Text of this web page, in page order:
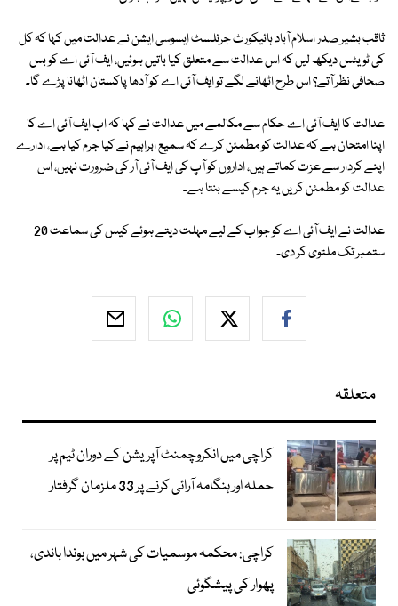
ثاقب بشیر صدر اسلام آباد ہائیکورٹ جرنلسٹ ایسوسی ایشن نے عدالت میں کہا کہ کل
کی ٹویٹس دیکھ لیں کہ اس عدالت سے متعلق کیا باتیں ہوئیں، ایف آئی اے کو بس
صحافی نظر آتے؟ اس طرح اٹھانے لگے تو ایف آئی اے کو آدھا پاکستان اٹھانا پڑے گا۔
عدالت کا ایف آئی اے حکام سے مکالمے میں عدالت نے کہا کہ اب ایف آئی اے کا
اپنا امتحان ہے کہ عدالت کو مطمئن کرے کہ سمیع ابراہیم نے کیا جرم کیا ہے، ادارے
اپنے کردار سے عزت کماتے ہیں، اداروں کو آپ کی ایف آئی آر کی ضرورت نہیں، اس
عدالت کو مطمئن کریں یہ جرم کیسے بنتا ہے۔
عدالت نے ایف آئی اے کو جواب کے لیے مہلت دیتے ہوئے کیس کی سماعت 20
ستمبر تک ملتوی کر دی۔
متعلقہ
کراچی میں انکروچمنٹ آپریشن کے دوران ٹیم پر
حملہ اور ہنگامہ آرائی کرنے پر 33 ملزمان گرفتار
کراچی: محکمہ موسمیات کی شہر میں بوندا باندی،
پھوار کی پیشگوئی